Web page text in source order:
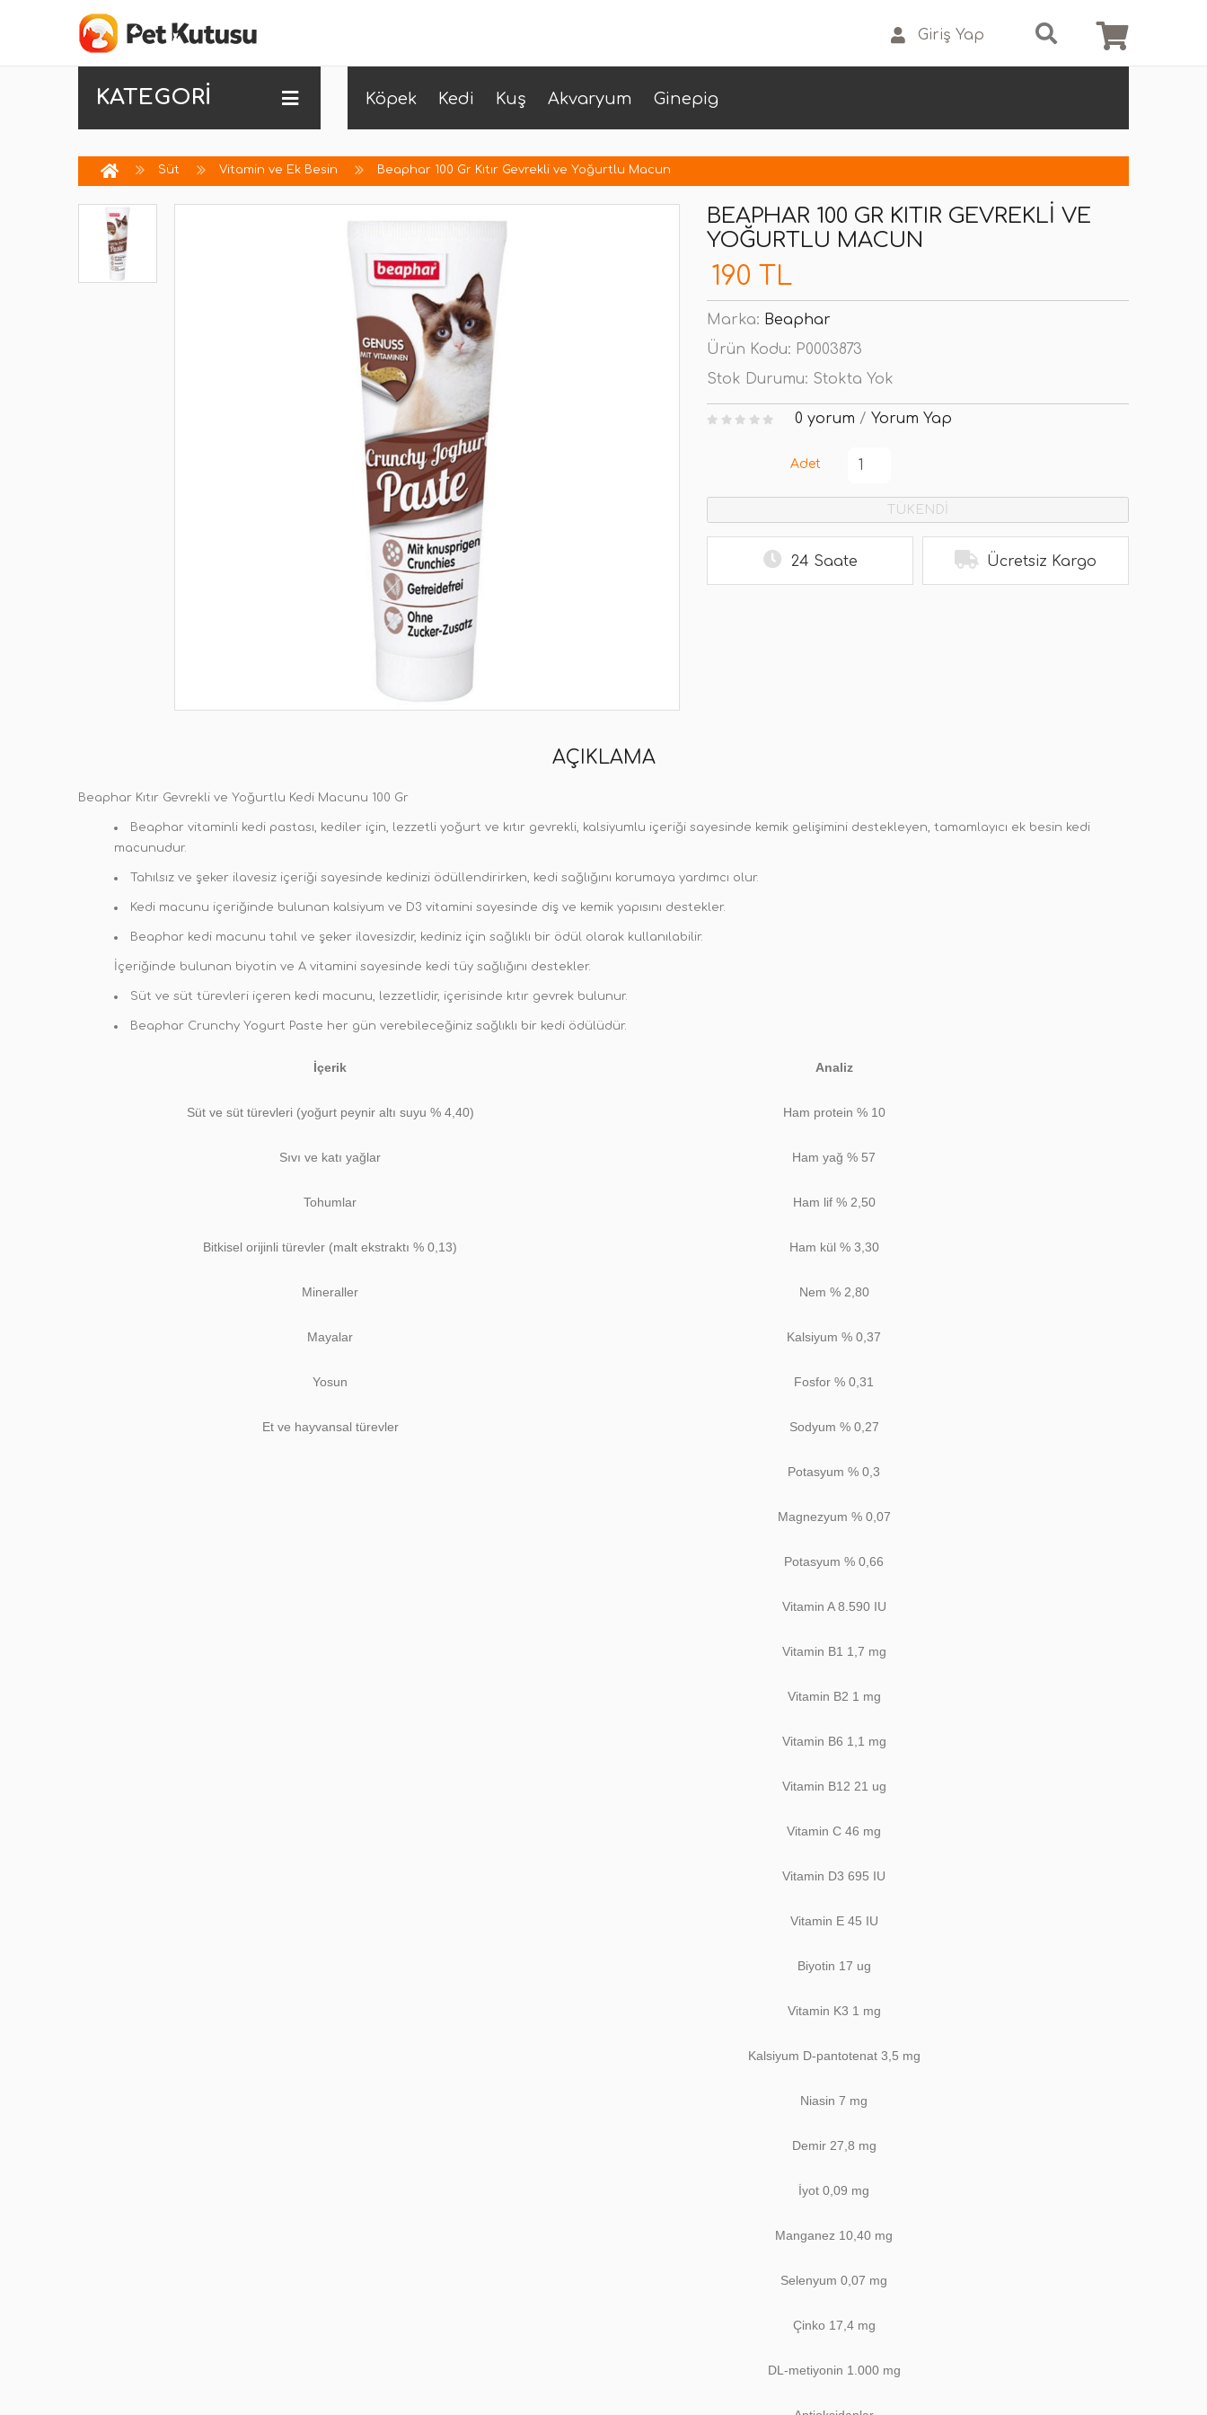
Giriş Yap
KATEGORİ Köpek Kedi Kuş Akvaryum Ginepig
Süt Vitamin ve Ek Besin Beaphar 100 Gr Kıtır Gevrekli ve Yoğurtlu Macun
BEAPHAR 100 GR KITIR GEVREKLI VE
YOĞURTLU MACUN
190 TL
Marka: Beaphar
Ürün Kodu: P0003873
Stok Durumu: Stokta Yok
0 yorum / Yorum Yap
Adet
TÜKENDİ
24 Saate Ücretsiz Kargo
AÇIKLAMA
Beaphar Kıtır Gevrekli ve Yoğurtlu Kedi Macunu 100 Gr
Beaphar vitaminli kedi pastası, kediler için, lezzetli yoğurt ve kıtır gevrekli, kalsiyumlu içeriği sayesinde kemik gelişimini destekleyen, tamamlayıcı ek besin kedi
macunudur.
Tahılsız ve şeker ilavesiz içeriği sayesinde kedinizi ödüllendirirken, kedi sağlığını korumaya yardımcı olur.
Kedi macunu içeriğinde bulunan kalsiyum ve D3 vitamini sayesinde diş ve kemik yapısını destekler.
Beaphar kedi macunu tahıl ve şeker ilavesizdir, kediniz için sağlıklı bir ödül olarak kullanılabilir.
İçeriğinde bulunan biyotin ve A vitamini sayesinde kedi tüy sağlığını destekler.
Süt ve süt türevleri içeren kedi macunu, lezzetlidir, içerisinde kıtır gevrek bulunur.
Beaphar Crunchy Yogurt Paste her gün verebileceğiniz sağlıklı bir kedi ödülüdür.
İçerik Analiz
Süt ve süt türevleri (yoğurt peynir altı suyu % 4,40) Ham protein % 10
Sıvı ve katı yağlar Ham yağ % 57
Tohumlar Ham lif % 2,50
Bitkisel orijinli türevler (malt ekstraktı % 0,13) Ham kül % 3,30
Mineraller Nem % 2,80
Mayalar Kalsiyum % 0,37
Yosun Fosfor % 0,31
Et ve hayvansal türevler Sodyum % 0,27
Potasyum % 0,3
Magnezyum % 0,07
Potasyum % 0,66
Vitamin A 8.590 IU
Vitamin B1 1,7 mg
Vitamin B2 1 mg
Vitamin B6 1,1 mg
Vitamin B12 21 ug
Vitamin C 46 mg
Vitamin D3 695 IU
Vitamin E 45 IU
Biyotin 17 ug
Vitamin K3 1 mg
Kalsiyum D-pantotenat 3,5 mg
Niasin 7 mg
Demir 27,8 mg
İyot 0,09 mg
Manganez 10,40 mg
Selenyum 0,07 mg
Çinko 17,4 mg
DL-metiyonin 1.000 mg